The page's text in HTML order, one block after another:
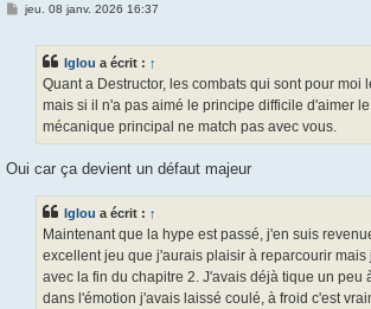
Mjeu. 08 janv. 2026 16:37
Iglou a écrit : ↑
Quant a Destructor, les combats qui sont pour moi
mais si il n'a pas aimé le principe difficile d'aimer
mécanique principal ne match pas avec vous.
Oui car ça devient un défaut majeur
Iglou a écrit : ↑
Maintenant que la hype est passé, j'en suis
excellent jeu que j'aurais plaisir à reparcourir mais
avec la fin du chapitre 2. J'avais déjà tique un peu
dans l'émotion j'avais laissé coulé, à froid c'est